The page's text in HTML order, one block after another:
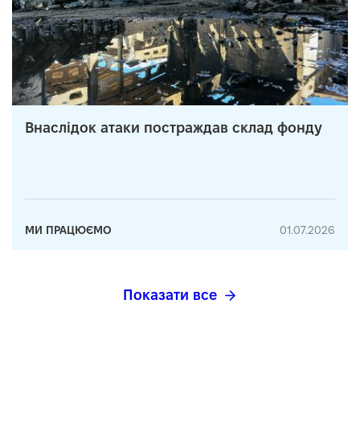
Внаслідок атаки постраждав склад фонду
МИ ПРАЦЮЄМО 01.07.2026
Показати все